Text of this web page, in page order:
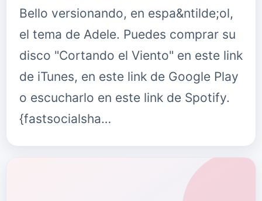
Bello versionando, en espa&ntilde;ol,
el tema de Adele. Puedes comprar su
disco "Cortando el Viento" en este link
de iTunes, en este link de Google Play
o escucharlo en este link de Spotify.
{fastsocialsha…